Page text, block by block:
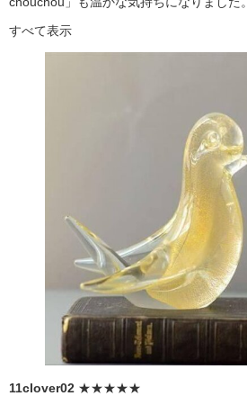
すべて表示
11clover02 ★★★★★